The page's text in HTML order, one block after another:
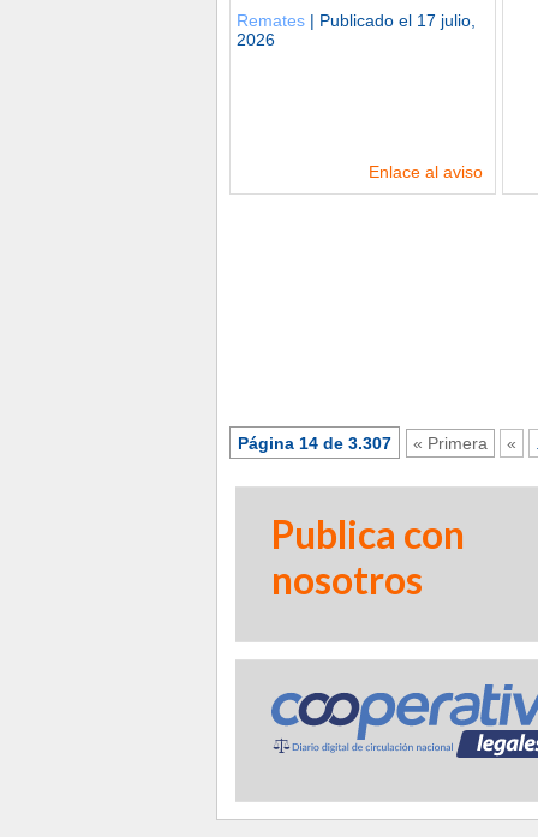
Remates | Publicado el 17 julio,
2026
Enlace al aviso
Página 14 de 3.307 « Primera «
Publica con
nosotros